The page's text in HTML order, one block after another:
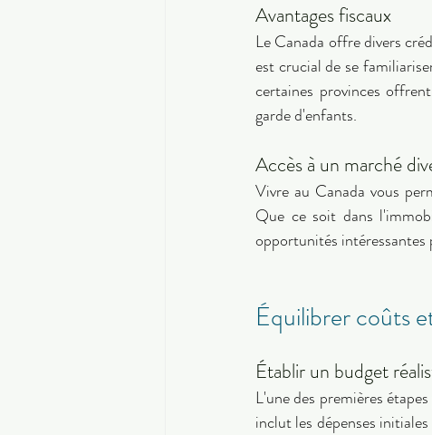
Avantages fiscaux
Le Canada offre divers
est crucial de se
certaines provinces
garde d'enfants.
Accès à un marché
Vivre au Canada vous
Que ce soit dans
opportunités
Équilibrer coûts
Établir un budget
L'une des premières
inclut les dépenses